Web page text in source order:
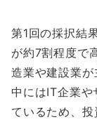
第1回の採択結
が約7割程度で
造業や建設業
中にはIT企業
ているため、